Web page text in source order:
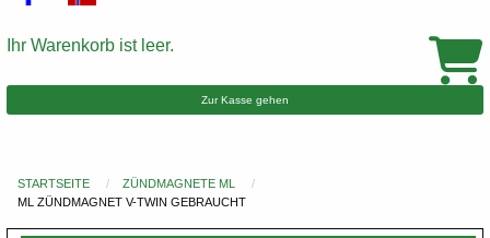
Warenkorb
Ihr Warenkorb ist leer.
Zur Kasse gehen
Du
STARTSEITE
ZÜNDMAGNETE ML
ML ZÜNDMAGNET V-TWIN GEBRAUCHT